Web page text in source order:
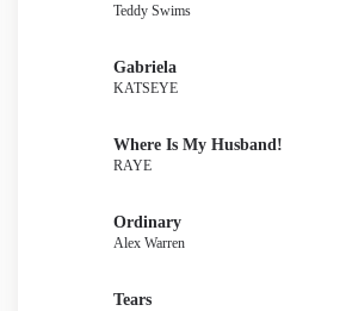
Teddy Swims
Gabriela
KATSEYE
Where Is My Husband!
RAYE
Ordinary
Alex Warren
Tears